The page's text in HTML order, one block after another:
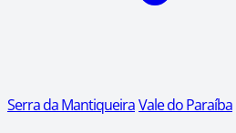
Serra da MantiqueiraVale do Paraíba